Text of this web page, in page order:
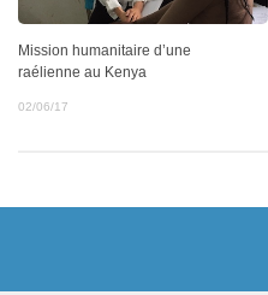
Mission humanitaire d’une
raélienne au Kenya
02/06/17